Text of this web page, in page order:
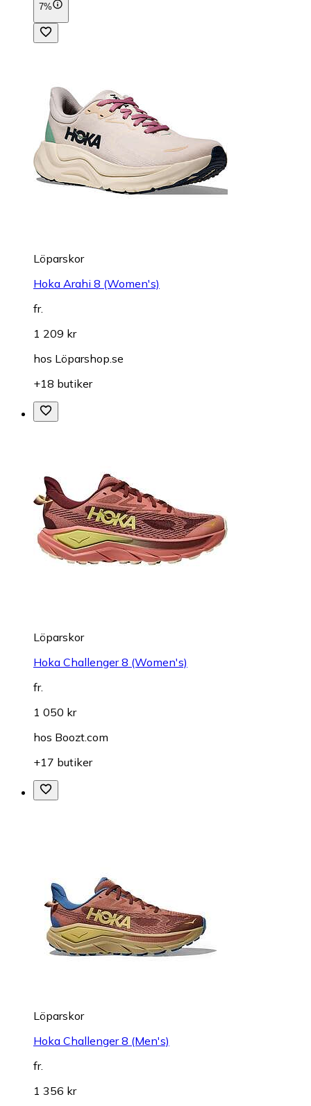
7%
Löparskor
Hoka Arahi 8 (Women's)
fr.
1 209 kr
hos Löparshop.se
+18 butiker
Löparskor
Hoka Challenger 8 (Women's)
fr.
1 050 kr
hos Boozt.com
+17 butiker
Löparskor
Hoka Challenger 8 (Men's)
fr.
1 356 kr